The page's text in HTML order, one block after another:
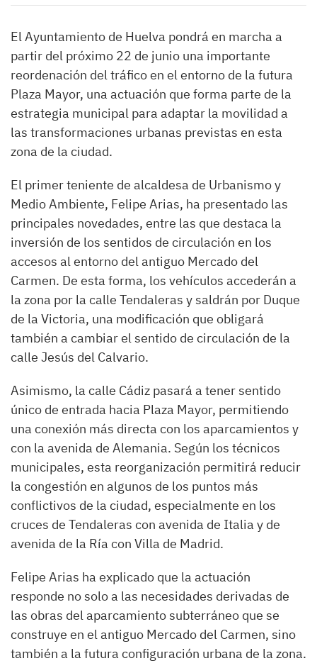
El Ayuntamiento de Huelva pondrá en marcha a
partir del próximo 22 de junio una importante
reordenación del tráfico en el entorno de la futura
Plaza Mayor, una actuación que forma parte de la
estrategia municipal para adaptar la movilidad a
las transformaciones urbanas previstas en esta
zona de la ciudad.
El primer teniente de alcaldesa de Urbanismo y
Medio Ambiente, Felipe Arias, ha presentado las
principales novedades, entre las que destaca la
inversión de los sentidos de circulación en los
accesos al entorno del antiguo Mercado del
Carmen. De esta forma, los vehículos accederán a
la zona por la calle Tendaleras y saldrán por Duque
de la Victoria, una modificación que obligará
también a cambiar el sentido de circulación de la
calle Jesús del Calvario.
Asimismo, la calle Cádiz pasará a tener sentido
único de entrada hacia Plaza Mayor, permitiendo
una conexión más directa con los aparcamientos y
con la avenida de Alemania. Según los técnicos
municipales, esta reorganización permitirá reducir
la congestión en algunos de los puntos más
conflictivos de la ciudad, especialmente en los
cruces de Tendaleras con avenida de Italia y de
avenida de la Ría con Villa de Madrid.
Felipe Arias ha explicado que la actuación
responde no solo a las necesidades derivadas de
las obras del aparcamiento subterráneo que se
construye en el antiguo Mercado del Carmen, sino
también a la futura configuración urbana de la zona.